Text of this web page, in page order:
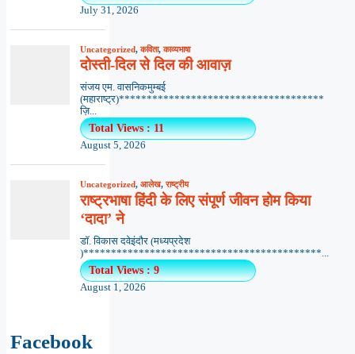
July 31, 2026
Uncategorized,कविता,काव्यभाषा
दोस्ती-दिल से दिल की आवाज़
संजय एम. वासनिकमुम्बई
(महाराष्ट्र)*************************************
ज़ि...
Total Views : 11
August 5, 2026
Uncategorized, आलेख,राष्ट्रीय
राष्ट्रभाषा हिंदी के लिए संपूर्ण जीवन होम किया
‘दादा’ ने
डॉ. विकास दवेइंदौर (मध्यप्रदेश
)*******************************************...
Total Views : 9
August 1, 2026
Facebook